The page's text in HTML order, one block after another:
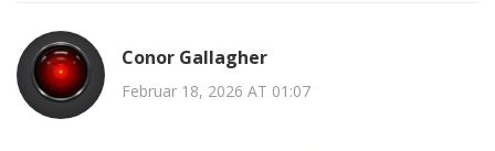
Conor Gallagher
Februar 18, 2026 AT 01:07